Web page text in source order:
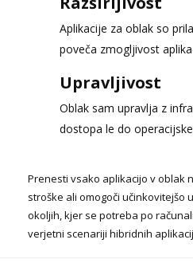
Aplikacije za oblak so
poveča zmogljivost
Upravljivost
Oblak sam upravlja z
dostopa le do
Prenesti vsako aplikacijo v oblak
stroške ali omogoči učinkovitejšo
okoljih, kjer se potreba po
verjetni scenariji hibridnih